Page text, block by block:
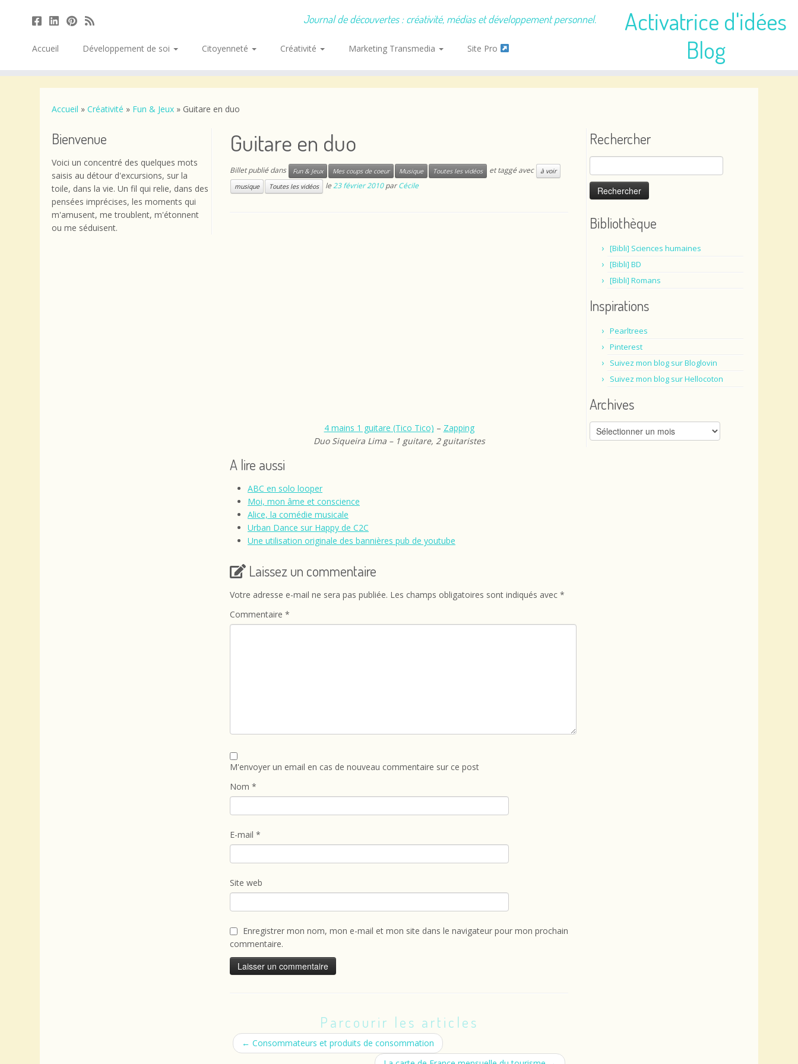
Activatrice d'idées
Blog
Journal de découvertes : créativité, médias et développement personnel.
Accueil Développement de soi Citoyenneté Créativité Marketing Transmedia Site Pro
Accueil » Créativité » Fun & Jeux » Guitare en duo
Bienvenue
Voici un concentré des quelques mots
saisis au détour d'excursions, sur la
toile, dans la vie. Un fil qui relie, dans des
pensées imprécises, les moments qui
m'amusent, me troublent, m'étonnent
ou me séduisent.
Guitare en duo
Billet publié dans Fun & Jeux Mes coups de coeur Musique Toutes les vidéos et taggé avec
à voir
musique
Toutes les vidéos le23 février 2010 parCécile
4 mains 1 guitare (Tico Tico) – Zapping
Duo Siqueira Lima – 1 guitare, 2 guitaristes
A lire aussi
ABC en solo looper
Moi, mon âme et conscience
Alice, la comédie musicale
Urban Dance sur Happy de C2C
Une utilisation originale des bannières pub de youtube
Laissez un commentaire
Votre adresse e-mail ne sera pas publiée. Les champs obligatoires sont indiqués avec *
Commentaire *
M'envoyer un email en cas de nouveau commentaire sur ce post
Nom *
E-mail *
Site web
Enregistrer mon nom, mon e-mail et mon site dans le navigateur pour mon prochain
commentaire.
Parcourir les articles
← Consommateurs et produits de consommation
Rechercher
Rechercher :
Bibliothèque
[Bibli] Sciences humaines
[Bibli] BD
[Bibli] Romans
Inspirations
Pearltrees
Pinterest
Suivez mon blog sur Bloglovin
Suivez mon blog sur Hellocoton
Archives
Archives